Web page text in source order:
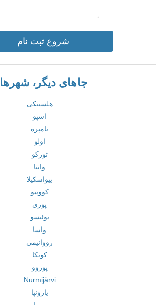
شروع ثبت نام
جاهای دیگر، شهرها
هلسینکی
اسپو
تامپره
اولو
تورکو
وانتا
ییواسکیلا
کووپیو
پوری
یوئنسو
واسا
رووانیمی
کوتکا
پوروو
Nurmijärvi
یارونپا